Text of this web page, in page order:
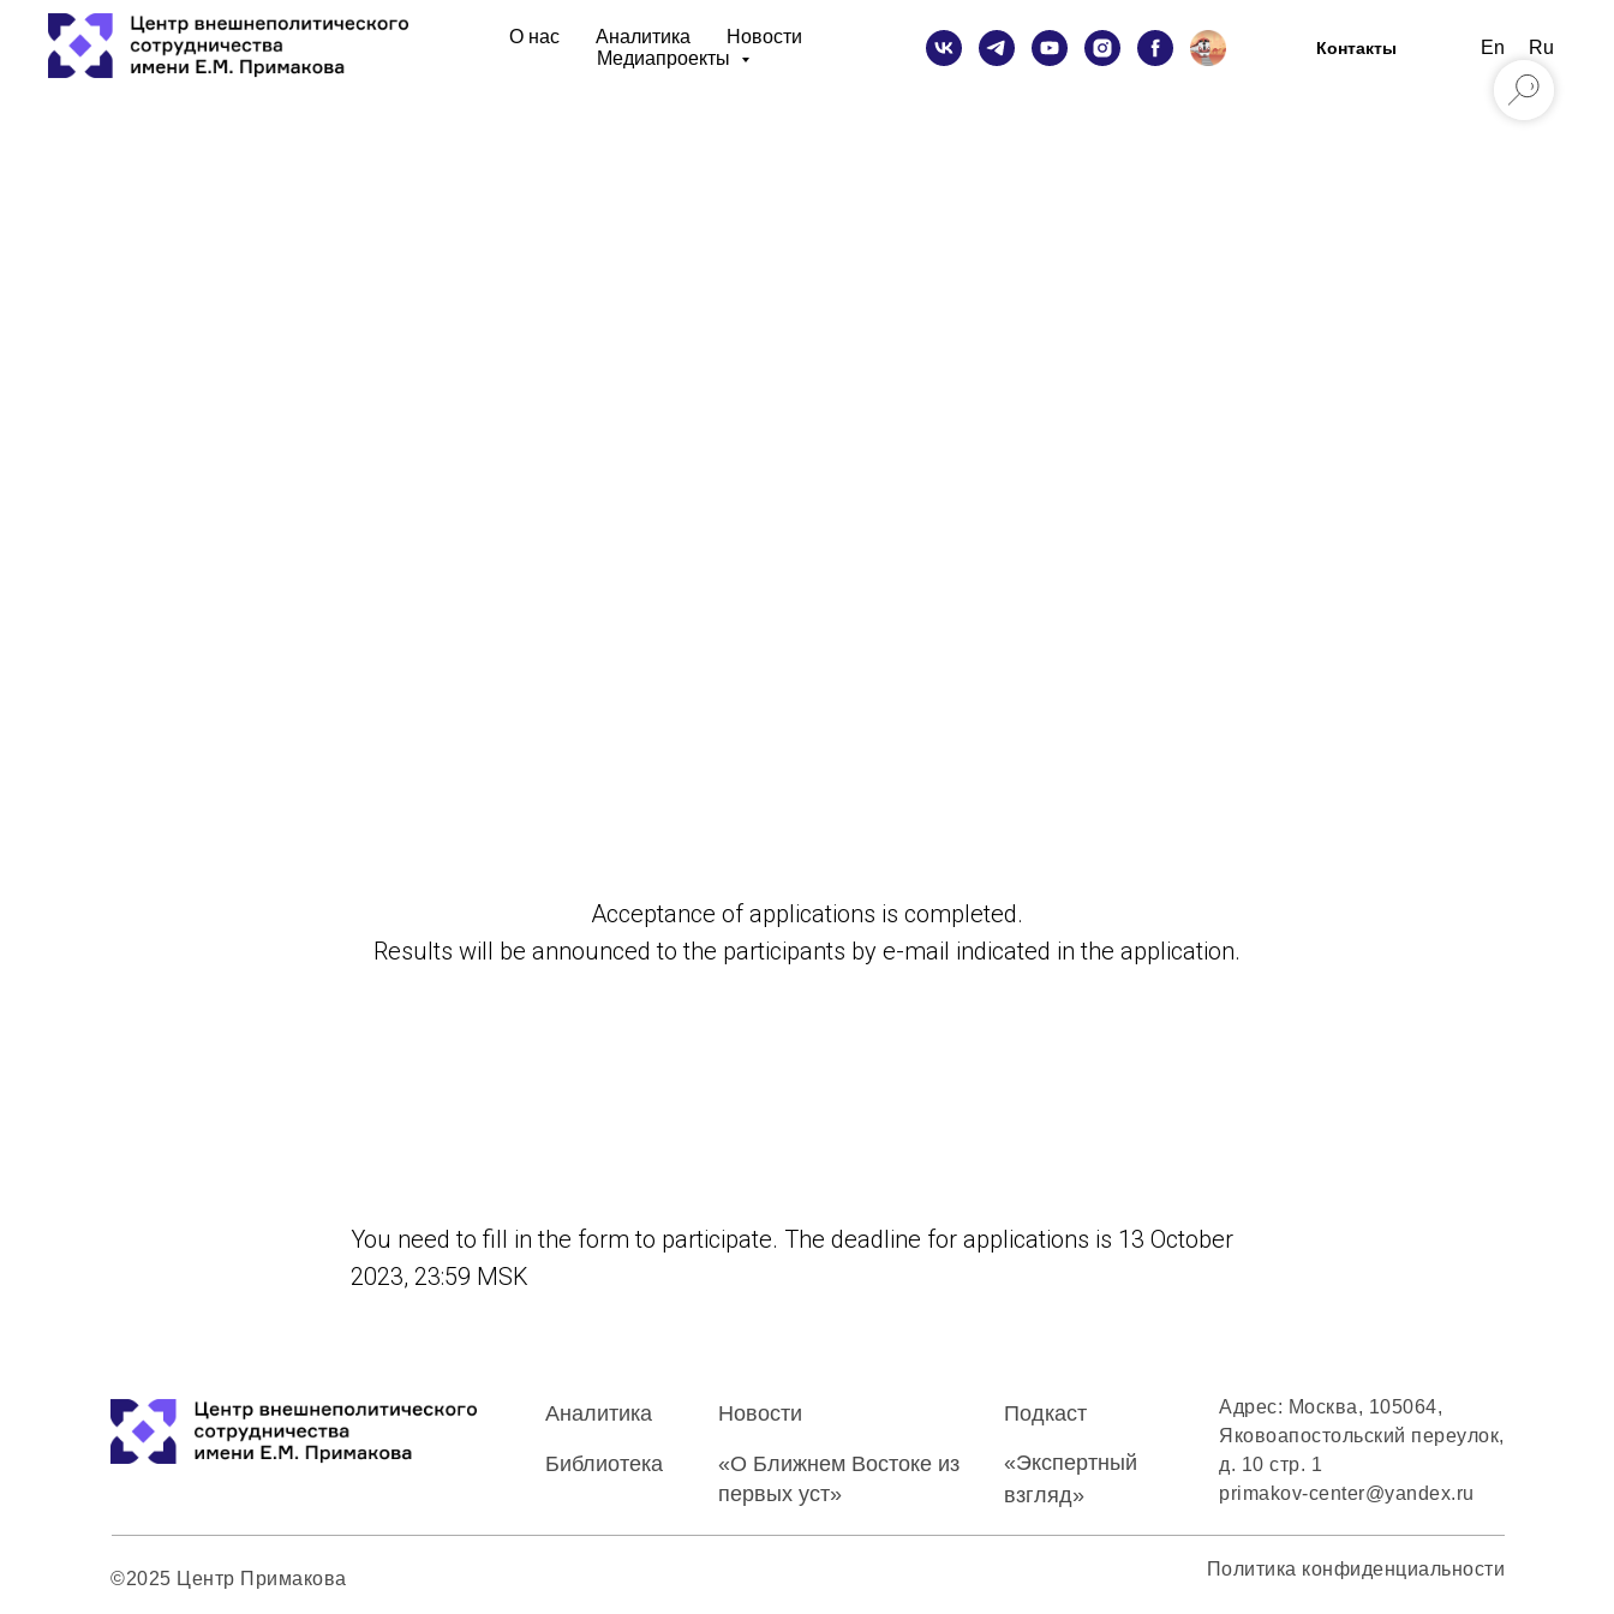
О нас Аналитика
Новости
Медиапроекты
Контакты En Ru
Acceptance of applications is completed.
Results will be announced to the participants by e-mail indicated in the application.
You need to fill in the form to participate. The deadline for applications is 13 October
2023, 23:59 MSK
©2025 Центр Примакова Политика конфиденциальности
Адрес: Москва, 105064,
Яковоапостольский переулок,
д. 10 стр. 1
primakov-center@yandex.ru
Новости
Библиотека
Подкаст
Аналитика
«Экспертный
взгляд»
«О Ближнем Востоке из
первых уст»